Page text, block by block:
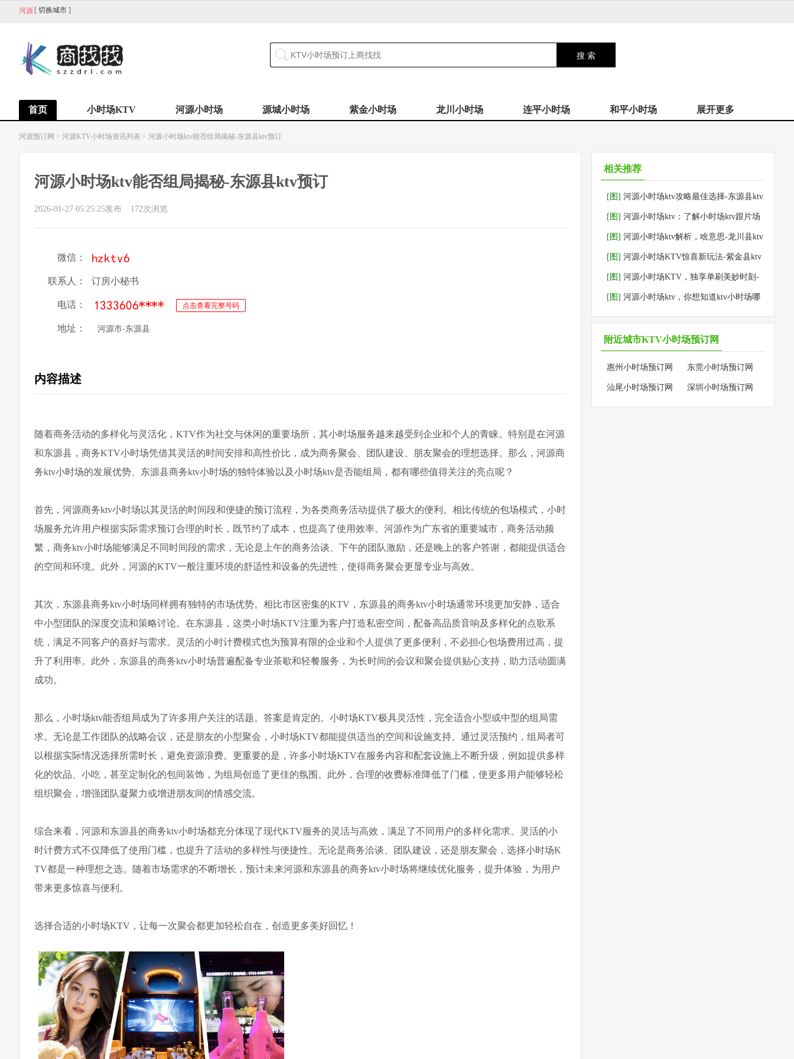
河源 [ 切换城市 ]
首页 小时场KTV 河源小时场 源城小时场 紫金小时场 龙川小时场 连平小时场 和平小时场 展开更多
河源预订网 > 河源KTV小时场资讯列表 > 河源小时场ktv能否组局揭秘-东源县ktv预订
河源小时场ktv能否组局揭秘-东源县ktv预订
2026-01-27 05:25:25发布 172次浏览
微信：
联系人： 订房小秘书
电话： 点击查看完整号码
地址： 河源市-东源县
内容描述
随着商务活动的多样化与灵活化，KTV作为社交与休闲的重要场所，其小时场服务越来越受到企业和个人的青睐。特别是在河源
和东源县，商务KTV小时场凭借其灵活的时间安排和高性价比，成为商务聚会、团队建设、朋友聚会的理想选择。那么，河源商
务ktv小时场的发展优势、东源县商务ktv小时场的独特体验以及小时场ktv是否能组局，都有哪些值得关注的亮点呢？
首先，河源商务ktv小时场以其灵活的时间段和便捷的预订流程，为各类商务活动提供了极大的便利。相比传统的包场模式，小时
场服务允许用户根据实际需求预订合理的时长，既节约了成本，也提高了使用效率。河源作为广东省的重要城市，商务活动频
繁，商务ktv小时场能够满足不同时间段的需求，无论是上午的商务洽谈、下午的团队激励，还是晚上的客户答谢，都能提供适合
的空间和环境。此外，河源的KTV一般注重环境的舒适性和设备的先进性，使得商务聚会更显专业与高效。
其次，东源县商务ktv小时场同样拥有独特的市场优势。相比市区密集的KTV，东源县的商务ktv小时场通常环境更加安静，适合
中小型团队的深度交流和策略讨论。在东源县，这类小时场KTV注重为客户打造私密空间，配备高品质音响及多样化的点歌系
统，满足不同客户的喜好与需求。灵活的小时计费模式也为预算有限的企业和个人提供了更多便利，不必担心包场费用过高，提
升了利用率。此外，东源县的商务ktv小时场普遍配备专业茶歇和轻餐服务，为长时间的会议和聚会提供贴心支持，助力活动圆满
成功。
那么，小时场ktv能否组局成为了许多用户关注的话题。答案是肯定的。小时场KTV极具灵活性，完全适合小型或中型的组局需
求。无论是工作团队的战略会议，还是朋友的小型聚会，小时场KTV都能提供适当的空间和设施支持。通过灵活预约，组局者可
以根据实际情况选择所需时长，避免资源浪费。更重要的是，许多小时场KTV在服务内容和配套设施上不断升级，例如提供多样
化的饮品、小吃，甚至定制化的包间装饰，为组局创造了更佳的氛围。此外，合理的收费标准降低了门槛，使更多用户能够轻松
组织聚会，增强团队凝聚力或增进朋友间的情感交流。
综合来看，河源和东源县的商务ktv小时场都充分体现了现代KTV服务的灵活与高效，满足了不同用户的多样化需求。灵活的小
时计费方式不仅降低了使用门槛，也提升了活动的多样性与便捷性。无论是商务洽谈、团队建设，还是朋友聚会，选择小时场K
TV都是一种理想之选。随着市场需求的不断增长，预计未来河源和东源县的商务ktv小时场将继续优化服务，提升体验，为用户
带来更多惊喜与便利。
选择合适的小时场KTV，让每一次聚会都更加轻松自在，创造更多美好回忆！
相关推荐
[图] 河源小时场ktv攻略最佳选择-东源县ktv
预订
[图] 河源小时场ktv：了解小时场ktv跟片场
区别-连平县ktv预订
[图] 河源小时场ktv解析，啥意思-龙川县ktv
预订
[图] 河源小时场KTV惊喜新玩法-紫金县ktv
预订
[图] 河源小时场KTV，独享单刷美妙时刻-
紫金县ktv预订
[图] 河源小时场ktv，你想知道ktv小时场哪
里好玩？-源城区ktv预订
附近城市KTV小时场预订网
惠州小时场预订网 东莞小时场预订网
汕尾小时场预订网 深圳小时场预订网